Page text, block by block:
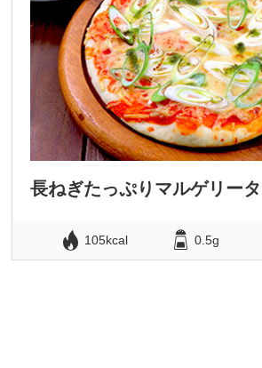
長ねぎたっぷりマルゲリー
105kcal 0.5g